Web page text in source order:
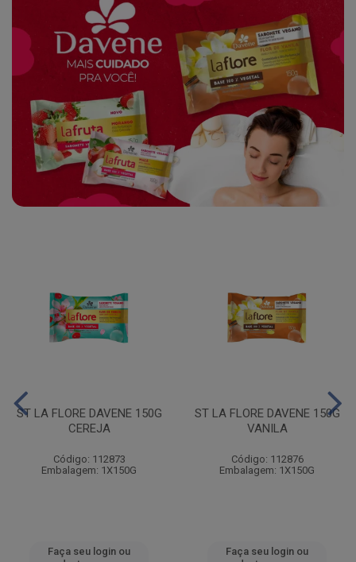
ST LA FLORE DAVENE 150G
CEREJA
Código: 112873
Embalagem: 1X150G
Faça seu login ou
ST LA FLORE DAVENE 150G
VANILA
Código: 112876
Embalagem: 1X150G
Faça seu login ou